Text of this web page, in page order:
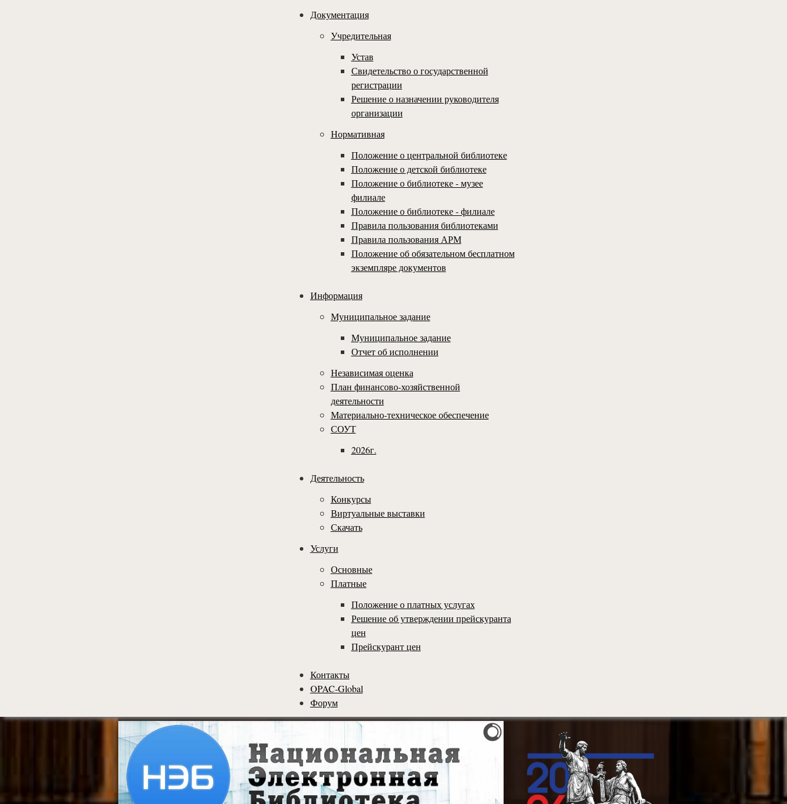
Документация
Учредительная
Устав
Свидетельство о государственной
регистрации
Решение о назначении руководителя
организации
Нормативная
Положение о центральной библиотеке
Положение о детской библиотеке
Положение о библиотеке - музее
филиале
Положение о библиотеке - филиале
Правила пользования библиотеками
Правила пользования АРМ
Положение об обязательном бесплатном
экземпляре документов
Информация
Муниципальное задание
Муниципальное задание
Отчет об исполнении
Независимая оценка
План финансово-хозяйственной
деятельности
Материально-техническое обеспечение
СОУТ
2026г.
Деятельность
Конкурсы
Виртуальные выставки
Скачать
Услуги
Основные
Платные
Положение о платных услугах
Решение об утверждении прейскуранта
цен
Прейскурант цен
Контакты
OPAC-Global
Форум